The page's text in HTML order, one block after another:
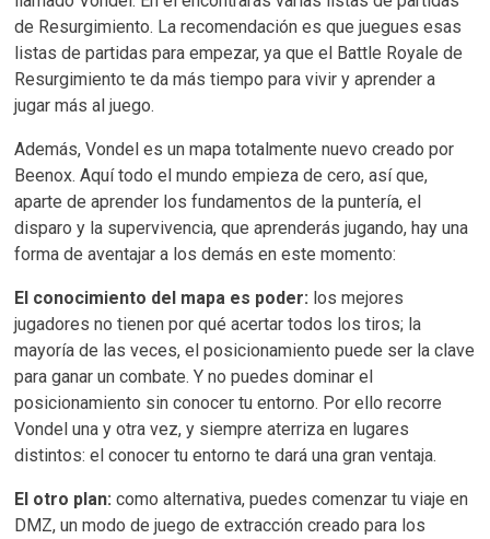
de Resurgimiento. La recomendación es que juegues esas
listas de partidas para empezar, ya que el Battle Royale de
Resurgimiento te da más tiempo para vivir y aprender a
jugar más al juego.
Además, Vondel es un mapa totalmente nuevo creado por
Beenox. Aquí todo el mundo empieza de cero, así que,
aparte de aprender los fundamentos de la puntería, el
disparo y la supervivencia, que aprenderás jugando, hay una
forma de aventajar a los demás en este momento:
El conocimiento del mapa es poder: los mejores
jugadores no tienen por qué acertar todos los tiros; la
mayoría de las veces, el posicionamiento puede ser la clave
para ganar un combate. Y no puedes dominar el
posicionamiento sin conocer tu entorno. Por ello recorre
Vondel una y otra vez, y siempre aterriza en lugares
distintos: el conocer tu entorno te dará una gran ventaja.
El otro plan: como alternativa, puedes comenzar tu viaje en
DMZ, un modo de juego de extracción creado para los